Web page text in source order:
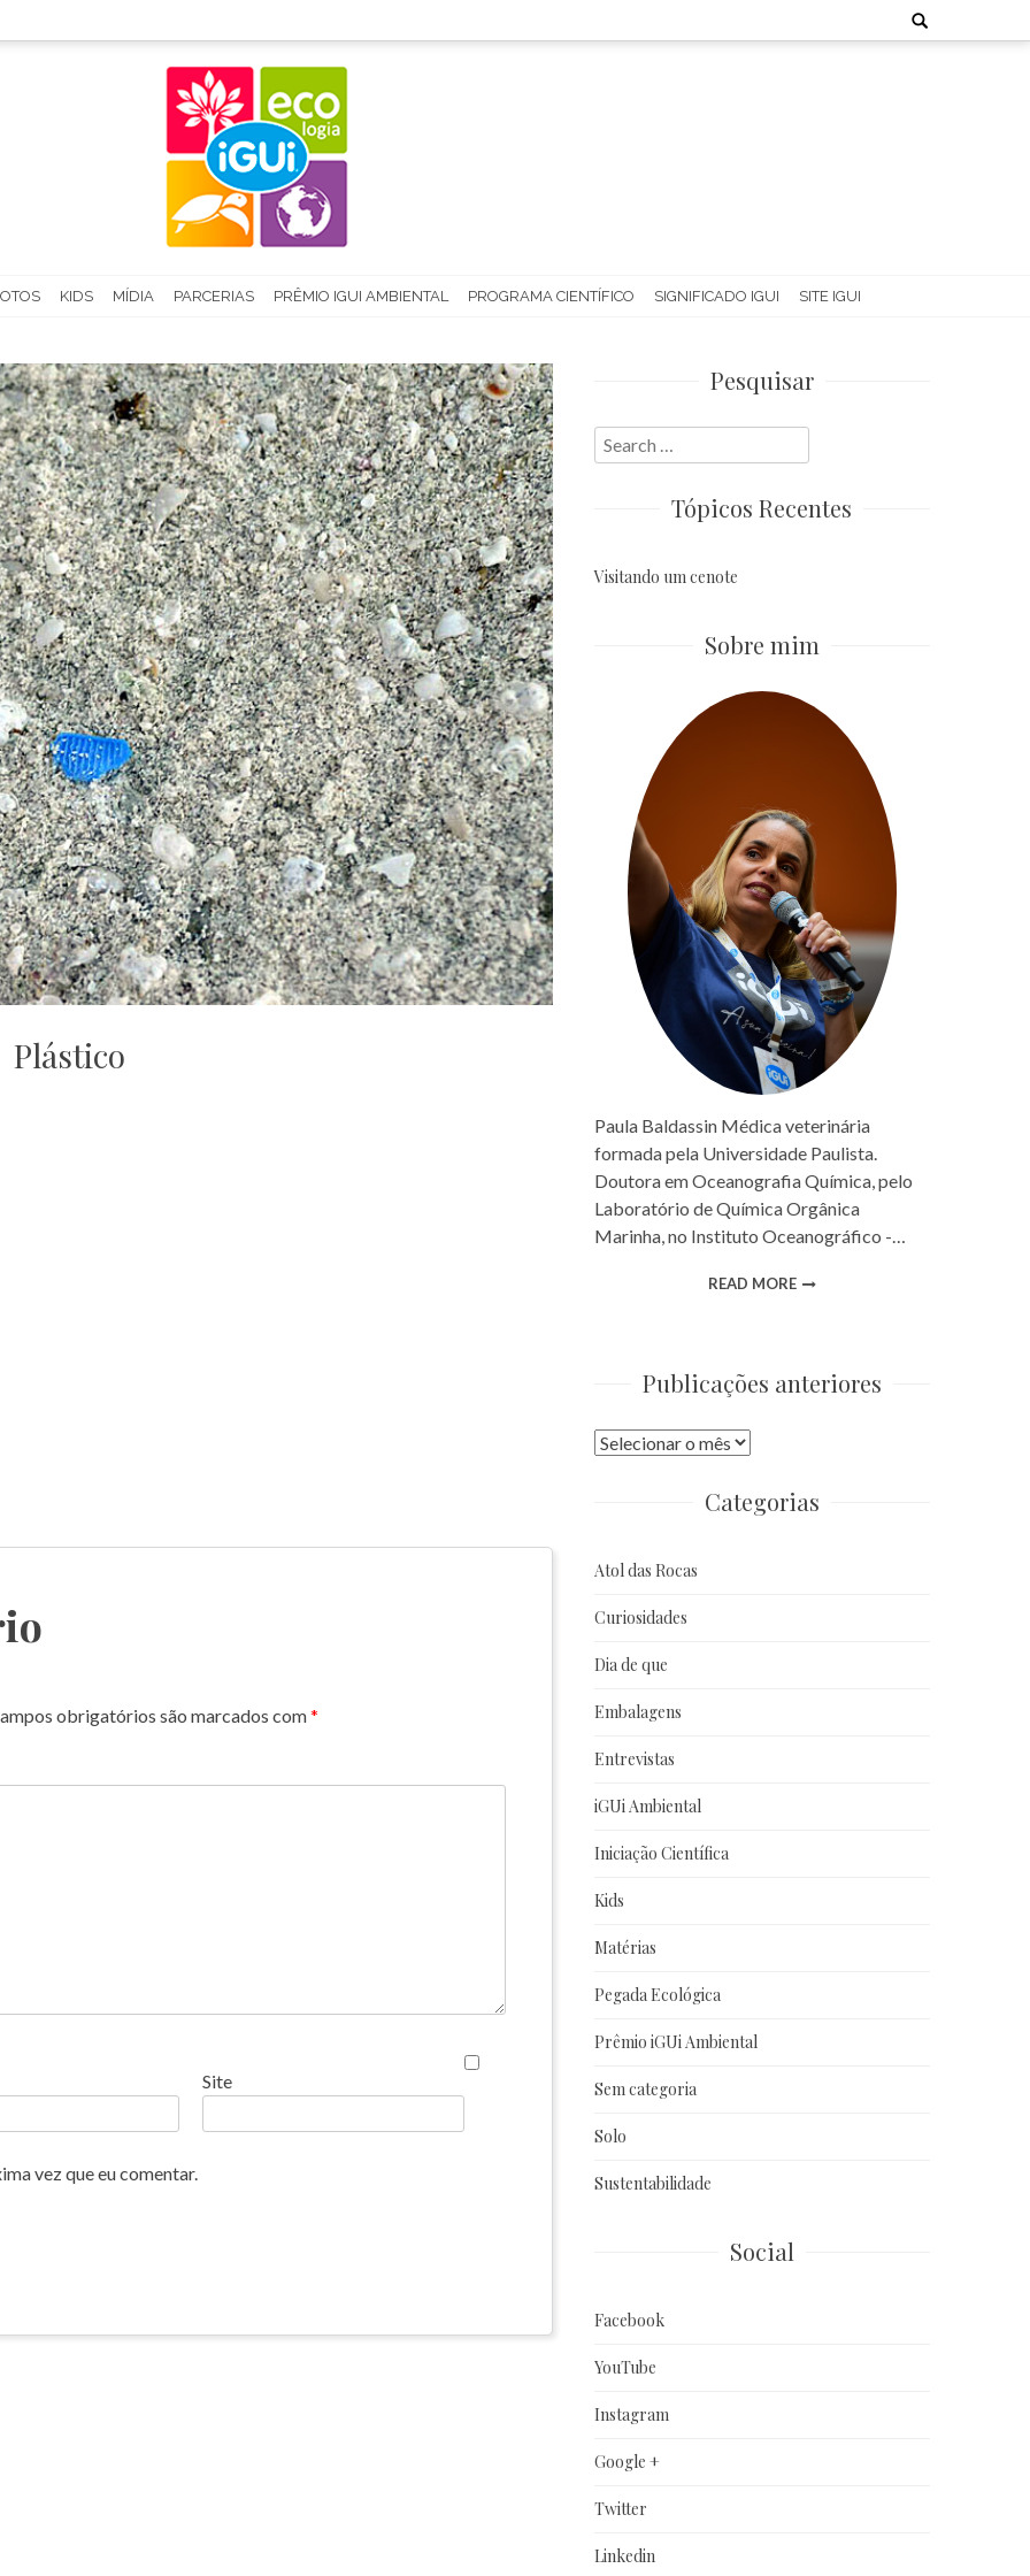
Search
for:
KIDS MÍDIA PARCERIAS PRÊMIO IGUI AMBIENTAL PROGRAMA CIENTÍFICO SIGNIFICADO IGUI SITE IGUI
Plástico
obrigatórios são marcados com*
Site
vez que eu comentar.
Pesquisar
Search
for:
Tópicos Recentes
Visitando um cenote
Sobre mim
Paula Baldassin Médica veterinária
formada pela Universidade Paulista.
Doutora em Oceanografia Química, pelo
Laboratório de Química Orgânica
Marinha, no Instituto Oceanográfico -…
READ MORE
Publicações anteriores
Publicações
Categorias
Atol das Rocas
Curiosidades
Dia de que
Embalagens
Entrevistas
iGUi Ambiental
Iniciação Científica
Kids
Matérias
Pegada Ecológica
Prêmio iGUi Ambiental
Sem categoria
Solo
Sustentabilidade
Social
Facebook
YouTube
Instagram
Google +
Twitter
Linkedin